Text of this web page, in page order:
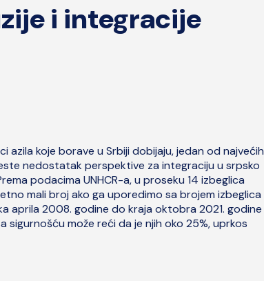
i integracije
azila koje borave u Srbiji dobijaju, jedan od najvećih
nedostatak perspektive za integraciju u srpsko
podacima UNHCR-a, u proseku 14 izbeglica
mali broj ako ga uporedimo sa brojem izbeglica
aprila 2008. godine do kraja oktobra 2021. godine
sigurnošću može reći da je njih oko 25%, uprkos